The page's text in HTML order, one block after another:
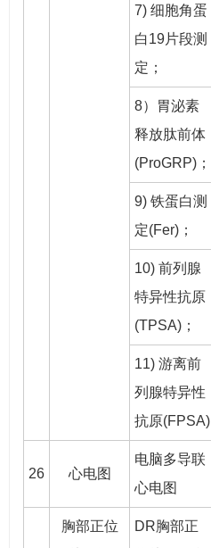
7) 细胞角蛋
白19片段测
定；
8）胃泌素
释放肽前体
(ProGRP)；
9) 铁蛋白测
定(Fer)；
10) 前列腺
特异性抗原
(TPSA)；
11) 游离前
列腺特异性
抗原(FPSA)
26 心电图
电脑多导联
心电图
胸部正位
DR胸部正